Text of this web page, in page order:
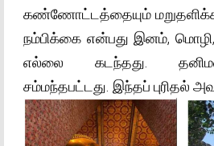
கண்ணோட்டத்தையும்
நம்பிக்கை என்பது இனம், மொழி,
எல்லை கடந்தது.
சம்மந்தபட்டது. இந்தப் புரிதல்